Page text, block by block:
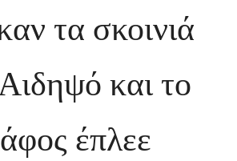
τα σκοινιά
και το
έπλεε